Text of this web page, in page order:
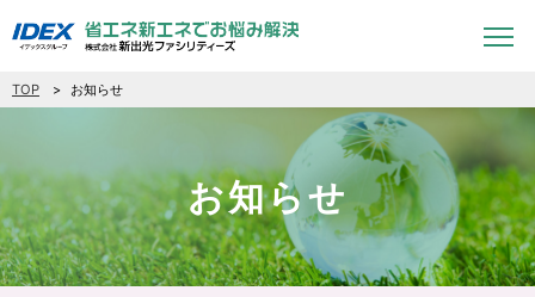
TOP お知らせ
お知らせ